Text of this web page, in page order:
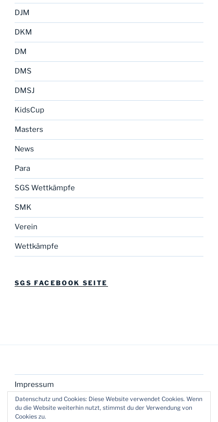
DJM
DKM
DM
DMS
DMSJ
KidsCup
Masters
News
Para
SGS Wettkämpfe
SMK
Verein
Wettkämpfe
SGS FACEBOOK SEITE
Impressum
Datenschutz und Cookies: Diese Website verwendet Cookies. Wenn
du die Website weiterhin nutzt, stimmst du der Verwendung von
Cookies zu.